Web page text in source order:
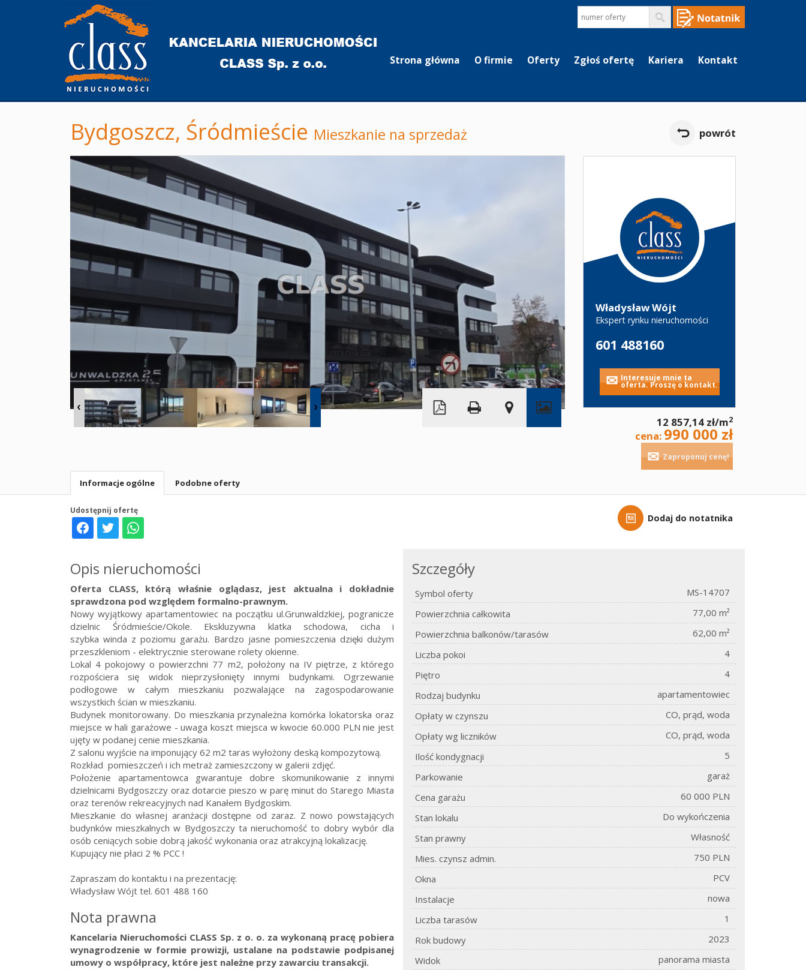
Strona główna O firmie Oferty Zgłoś ofertę Kariera Kontakt
Bydgoszcz, Śródmieście Mieszkanie na sprzedaż powrót
−
©OpenStreetMap contributors
Władysław Wójt
Ekspert rynku nieruchomości
601 488160
Interesuje mnie ta
oferta. Proszę o kontakt.
12 857,14 zł/m2
cena: 990 000 zł
Zaproponuj cenę!
Dodaj do notatnika
Udostępnij ofertę
Informacje ogólne Podobne oferty
Opis nieruchomości
Oferta CLASS, którą właśnie oglądasz, jest aktualna i dokładnie
sprawdzona pod względem formalno-prawnym.
Nowy wyjątkowy apartamentowiec na początku ul.Grunwaldzkiej, pogranicze
dzielnic Śródmieście/Okole. Ekskluzywna klatka schodowa, cicha i
szybka winda z poziomu garażu. Bardzo jasne pomieszczenia dzięki dużym
przeszkleniom - elektrycznie sterowane rolety okienne.
Lokal 4 pokojowy o powierzchni 77 m2, położony na IV piętrze, z którego
rozpościera się widok nieprzysłonięty innymi budynkami. Ogrzewanie
podłogowe w całym mieszkaniu pozwalające na zagospodarowanie
wszystkich ścian w mieszkaniu.
Budynek monitorowany. Do mieszkania przynależna komórka lokatorska oraz
miejsce w hali garażowe - uwaga koszt miejsca w kwocie 60.000 PLN nie jest
ujęty w podanej cenie mieszkania.
Z salonu wyjście na imponujący 62 m2 taras wyłożony deską kompozytową.
Rozkład pomieszczeń i ich metraż zamieszczony w galerii zdjęć.
Położenie apartamentowca gwarantuje dobre skomunikowanie z innymi
dzielnicami Bydgoszczy oraz dotarcie pieszo w parę minut do Starego Miasta
oraz terenów rekreacyjnych nad Kanałem Bydgoskim.
Mieszkanie do własnej aranżacji dostępne od zaraz. Z nowo powstających
budynków mieszkalnych w Bydgoszczy ta nieruchomość to dobry wybór dla
osób ceniących sobie dobrą jakość wykonania oraz atrakcyjną lokalizację.
Kupujący nie płaci 2 % PCC !
Zapraszam do kontaktu i na prezentację:
Władysław Wójt tel. 601 488 160
Nota prawna
Kancelaria Nieruchomości CLASS Sp. z o. o. za wykonaną pracę pobiera
wynagrodzenie w formie prowizji, ustalane na podstawie podpisanej
umowy o współpracy, które jest należne przy zawarciu transakcji.
Szczegóły
Symbol oferty
MS-14707
Powierzchnia całkowita
77,00 m²
Powierzchnia balkonów/tarasów
62,00 m²
Liczba pokoi
4
Piętro
4
Rodzaj budynku
apartamentowiec
Opłaty w czynszu
CO, prąd, woda
Opłaty wg liczników
CO, prąd, woda
Ilość kondygnacji
5
Parkowanie
garaż
Cena garażu
60 000 PLN
Stan lokalu
Do wykończenia
Stan prawny
Własność
Mies. czynsz admin.
750 PLN
Okna
PCV
Instalacje
nowa
Liczba tarasów
1
Rok budowy
2023
Widok
panorama miasta